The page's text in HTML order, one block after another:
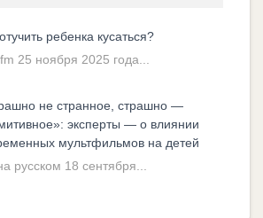
ребенка кусаться?
25 ноября 2025 года...
не странное, страшно —
эксперты — о влиянии
мультфильмов на детей
русском 18 сентября...